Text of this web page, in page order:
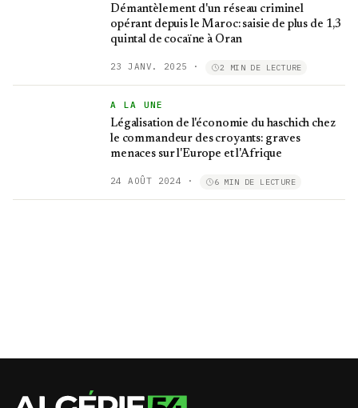
Démantèlement d'un réseau criminel
opérant depuis le Maroc: saisie de plus de 1,3
quintal de cocaïne à Oran
23 JANV. 2025 · 2 MIN DE LECTURE
A LA UNE
Légalisation de l'économie du haschich chez
le commandeur des croyants: graves
menaces sur l'Europe et l'Afrique
24 AOÛT 2024 · 6 MIN DE LECTURE